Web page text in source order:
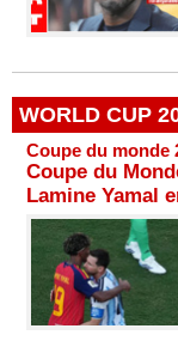
WORLD CUP
Coupe du monde
Coupe du
Lamine Yamal